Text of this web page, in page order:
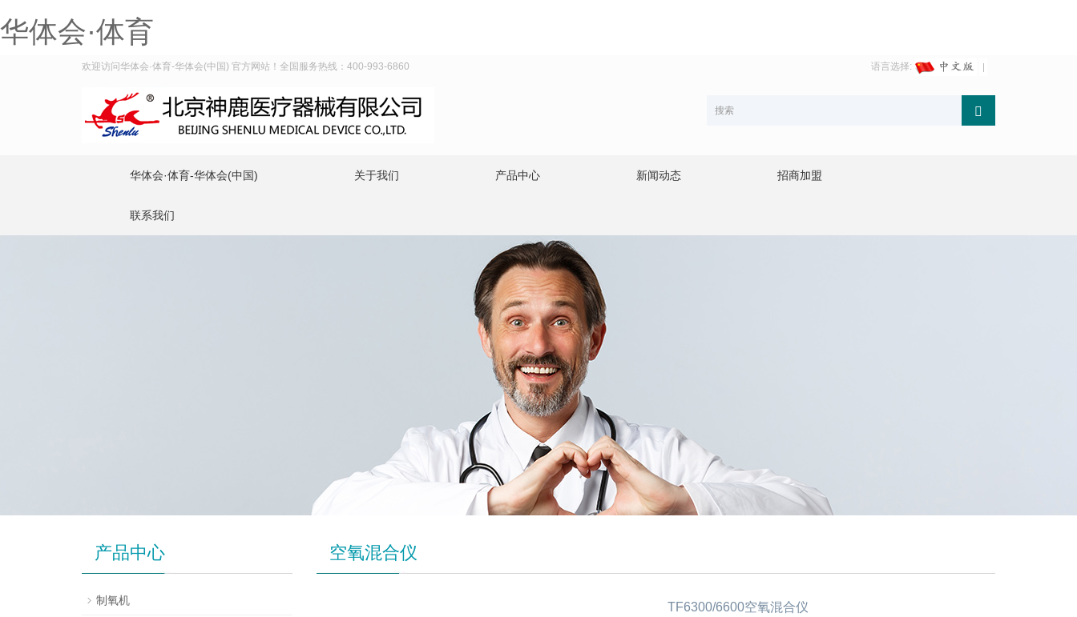
华体会·体育
欢迎访问华体会·体育-华体会(中国) 官方网站！全国服务热线：400-993-6860 语言选择:
华体会·体育-华体会(中国) 关于我们 产品中心 新闻动态 招商加盟
联系我们
空氧混合仪
TF6300/6600空氧混合仪
产品中心
制氧机